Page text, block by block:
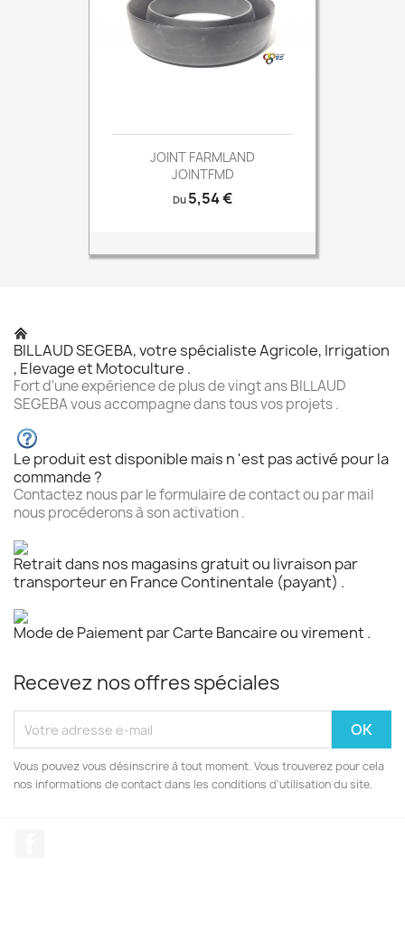
JOINT FARMLAND
JOINTFMD
Du Prix
5,54 €
BILLAUD SEGEBA, votre spécialiste Agricole, Irrigation
, Elevage et Motoculture .
Fort d'une expérience de plus de vingt ans BILLAUD
SEGEBA vous accompagne dans tous vos projets .
Le produit est disponible mais n 'est pas activé pour la
commande ?
Contactez nous par le formulaire de contact ou par mail
nous procéderons à son activation .
Retrait dans nos magasins gratuit ou livraison par
transporteur en France Continentale (payant) .
Mode de Paiement par Carte Bancaire ou virement .
Recevez nos offres spéciales
Vous pouvez vous désinscrire à tout moment. Vous trouverez pour cela
nos informations de contact dans les conditions d'utilisation du site.